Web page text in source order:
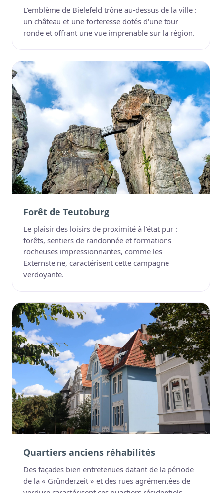
L'emblème de Bielefeld trône au-dessus de la ville :
un château et une forteresse dotés d'une tour
ronde et offrant une vue imprenable sur la région.
Forêt de Teutoburg
Le plaisir des loisirs de proximité à l'état pur :
forêts, sentiers de randonnée et formations
rocheuses impressionnantes, comme les
Externsteine, caractérisent cette campagne
verdoyante.
Quartiers anciens réhabilités
Des façades bien entretenues datant de la période
de la « Gründerzeit » et des rues agrémentées de